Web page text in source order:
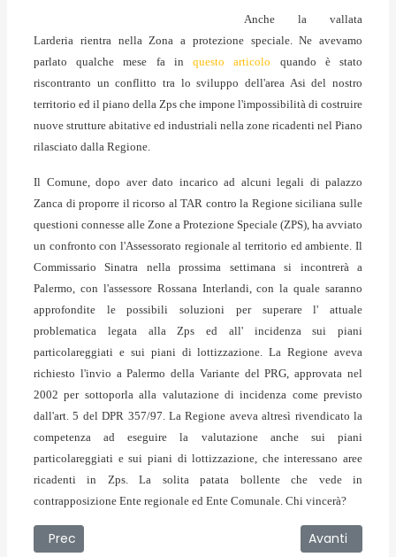
Anche la vallata
Larderia rientra nella Zona a protezione speciale. Ne avevamo
parlato qualche mese fa inquesto articolo quando è stato
riscontranto un conflitto tra lo sviluppo dell'area Asi del nostro
territorio ed il piano della Zps che impone l'impossibilità di costruire
nuove strutture abitative ed industriali nella zone ricadenti nel Piano
rilasciato dalla Regione.
Il Comune, dopo aver dato incarico ad alcuni legali di palazzo
Zanca di proporre il ricorso al TAR contro la Regione siciliana sulle
questioni connesse alle Zone a Protezione Speciale (ZPS), ha avviato
un confronto con l'Assessorato regionale al territorio ed ambiente. Il
Commissario Sinatra nella prossima settimana si incontrerà a
Palermo, con l'assessore Rossana Interlandi, con la quale saranno
approfondite le possibili soluzioni per superare l' attuale
problematica legata alla Zps ed all' incidenza sui piani
particolareggiati e sui piani di lottizzazione. La Regione aveva
richiesto l'invio a Palermo della Variante del PRG, approvata nel
2002 per sottoporla alla valutazione di incidenza come previsto
dall'art. 5 del DPR 357/97. La Regione aveva altresì rivendicato la
competenza ad eseguire la valutazione anche sui piani
particolareggiati e sui piani di lottizzazione, che interessano aree
ricadenti in Zps. La solita patata bollente che vede in
contrapposizione Ente regionale ed Ente Comunale. Chi vincerà?
Articolo precedente: 04/01/2008 - Iniziano i Saldi e
Prec Articolo
Avanti